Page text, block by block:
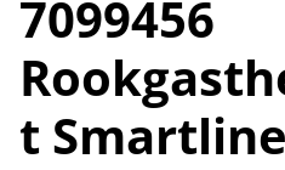
7099456
t Smartline